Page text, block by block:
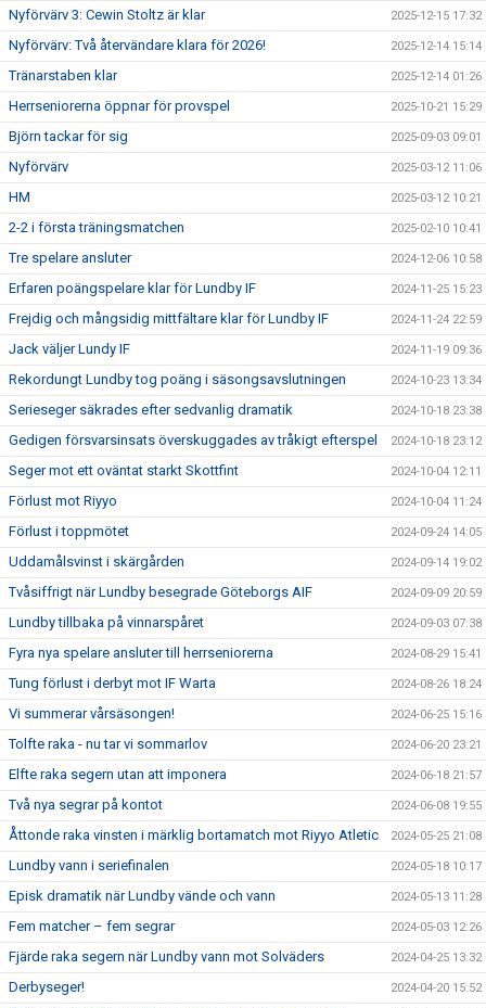
Nyförvärv 3: Cewin Stoltz är klar 2025-12-15 17:32
Nyförvärv: Två återvändare klara för 2026! 2025-12-14 15:14
Tränarstaben klar 2025-12-14 01:26
Herrseniorerna öppnar för provspel 2025-10-21 15:29
Björn tackar för sig 2025-09-03 09:01
Nyförvärv 2025-03-12 11:06
HM 2025-03-12 10:21
2-2 i första träningsmatchen 2025-02-10 10:41
Tre spelare ansluter 2024-12-06 10:58
Erfaren poängspelare klar för Lundby IF 2024-11-25 15:23
Frejdig och mångsidig mittfältare klar för Lundby IF 2024-11-24 22:59
Jack väljer Lundy IF 2024-11-19 09:36
Rekordungt Lundby tog poäng i säsongsavslutningen 2024-10-23 13:34
Serieseger säkrades efter sedvanlig dramatik 2024-10-18 23:38
Gedigen försvarsinsats överskuggades av tråkigt efterspel 2024-10-18 23:12
Seger mot ett oväntat starkt Skottfint 2024-10-04 12:11
Förlust mot Riyyo 2024-10-04 11:24
Förlust i toppmötet 2024-09-24 14:05
Uddamålsvinst i skärgården 2024-09-14 19:02
Tvåsiffrigt när Lundby besegrade Göteborgs AIF 2024-09-09 20:59
Lundby tillbaka på vinnarspåret 2024-09-03 07:38
Fyra nya spelare ansluter till herrseniorerna 2024-08-29 15:41
Tung förlust i derbyt mot IF Warta 2024-08-26 18:24
Vi summerar vårsäsongen! 2024-06-25 15:16
Tolfte raka - nu tar vi sommarlov 2024-06-20 23:21
Elfte raka segern utan att imponera 2024-06-18 21:57
Två nya segrar på kontot 2024-06-08 19:55
Åttonde raka vinsten i märklig bortamatch mot Riyyo Atletic 2024-05-25 21:08
Lundby vann i seriefinalen 2024-05-18 10:17
Episk dramatik när Lundby vände och vann 2024-05-13 11:28
Fem matcher – fem segrar 2024-05-03 12:26
Fjärde raka segern när Lundby vann mot Solväders 2024-04-25 13:32
Derbyseger! 2024-04-20 15:52